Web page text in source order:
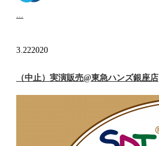
...
3.222020
（中止）実演販売@東急ハンズ銀座店